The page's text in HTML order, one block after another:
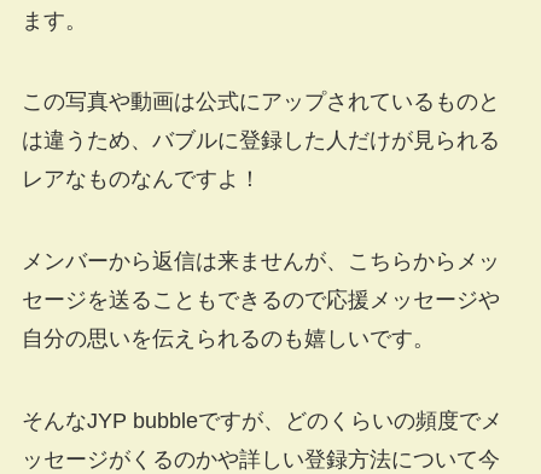
ます。
この写真や動画は公式にアップされているものと
は違うため、バブルに登録した人だけが見られる
レアなものなんですよ！
メンバーから返信は来ませんが、こちらからメッ
セージを送ることもできるので応援メッセージや
自分の思いを伝えられるのも嬉しいです。
そんなJYP bubbleですが、どのくらいの頻度でメ
ッセージがくるのかや詳しい登録方法について今